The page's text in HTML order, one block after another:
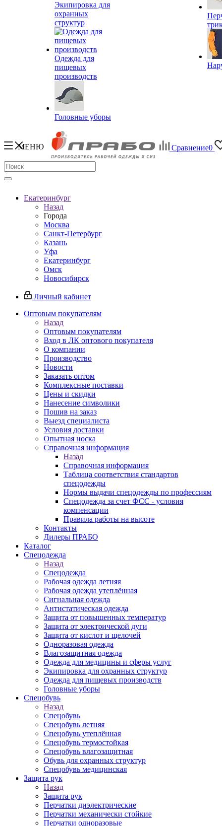
Экипировка для
охранных
структур
Одежда для
пищевых
производств
Головные уборы
МЕНЮ Сравнение0
Екатеринбург
Назад
Города
Москва
Санкт-Петербург
Казань
Уфа
Екатеринбург
Омск
Новосибирск
Личный кабинет
Оптовым покупателям
Назад
Оптовым покупателям
Вход в ЛК оптового покупателя
О компании
Производство
Новости
Заказать оптом
Комплексные поставки
Цены и скидки
Нанесение символики
Пошив на заказ
Выезд специалиста
Условия доставки
Опытная носка
Справочная информация
Назад
Справочная информация
Таблица соответствия стандартов
спецодежды
Нормы выдачи спецодежды по профессиям
Спецодежда за счет ФСС - условия
компенсации
Правила работы на высоте
Контакты
Дилеры ПРАБО
Каталог
Спецодежда
Назад
Спецодежда
Рабочая одежда летняя
Рабочая одежда утеплённая
Сигнальная одежда
Антистатическая одежда
Защита от повышенных температур
Защита от электрической дуги
Защита от кислот и щелочей
Одноразовая одежда
Влагозащитная одежда
Одежда для медицины и сферы услуг
Экипировка для охранных структур
Одежда для пищевых производств
Головные уборы
Спецобувь
Назад
Спецобувь
Спецобувь летняя
Спецобувь утеплённая
Спецобувь термостойкая
Спецобувь влагозащитная
Обувь для охранных структур
Спецобувь медицинская
Защита рук
Назад
Защита рук
Перчатки диэлектрические
Перчатки механически стойкие
Перчатки одноразовые